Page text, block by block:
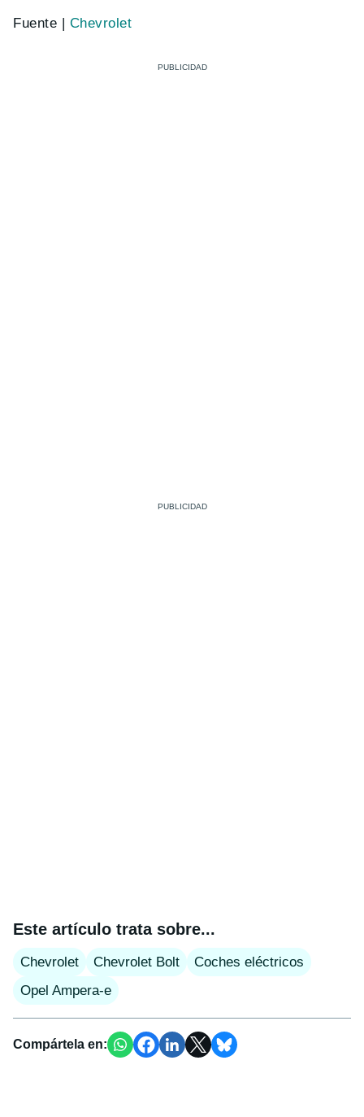
Fuente | Chevrolet
Este artículo trata sobre...
Chevrolet Chevrolet Bolt
Coches eléctricos
Opel Ampera-e
Compártela en: